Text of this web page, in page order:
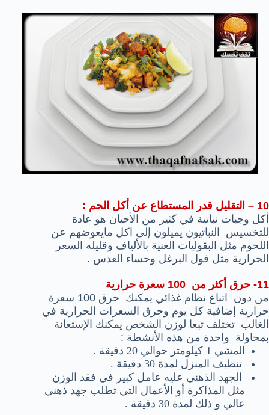
10 – التقليل قدر المستطاع عن أكل الحم :
أكل وجبات نباتية في كثير من الأحيان هو عادة
للتخسيس النباتيون يميلون إلى اكل مايعوضهم عن
اللحوم مثل البقوليات الغنية بالألياف وقليله السعر
الحرارية مثل فول البرغل وحساء العدس .
11- حرق أكثر من 100 سعرة حرارية
من دون اتباع نظام غذائي يمكنك حرق 100 سعرة
حرارية إضافية كل يوم وحرق السعرات الحرارية في
الغالب تختلف تبعا لوزن الشخص يمكنك الإستعانة
بمحاولة واحدة من هذه الأنشطة :
المشي 1 كيلومتر حوالي 20 دقيقة .
تنظيف المنزل لمدة 30 دقيقة .
الجهد الذهني عليه عامل كبير في فقد الوزن
مثل المذاكرة أو الأعمال التي تطلب جهد ذهني
عالي و ذلك لمدة 30 دقيقة .